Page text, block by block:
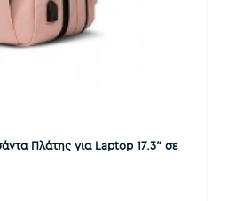
Πλάτης για Laptop 17.3" σε